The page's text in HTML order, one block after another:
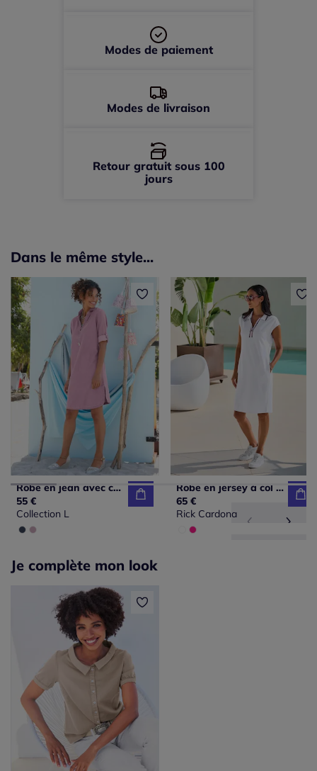
Modes de paiement
Modes de livraison
Retour gratuit sous 100
jours
Dans le même style...
Robe en jean avec col chemise et manches retroussables
55 €
Collection L
Robe en jersey à col polo et mancherons avec poches
65 €
Rick Cardona
Je complète mon look